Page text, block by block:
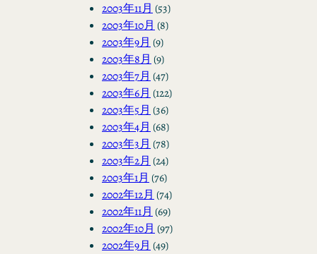
2003年11月 (53)
2003年10月 (8)
2003年9月 (9)
2003年8月 (9)
2003年7月 (47)
2003年6月 (122)
2003年5月 (36)
2003年4月 (68)
2003年3月 (78)
2003年2月 (24)
2003年1月 (76)
2002年12月 (74)
2002年11月 (69)
2002年10月 (97)
2002年9月 (49)